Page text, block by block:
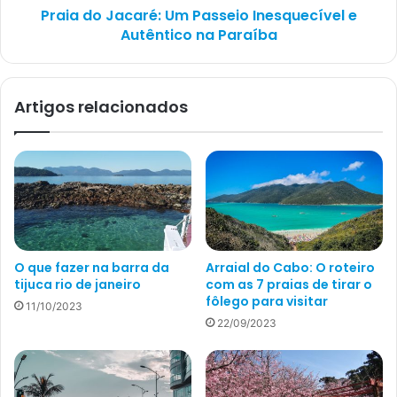
Praia do Jacaré: Um Passeio Inesquecível e
Autêntico na Paraíba
Artigos relacionados
O que fazer na barra da
tijuca rio de janeiro
11/10/2023
Arraial do Cabo: O roteiro
com as 7 praias de tirar o
fôlego para visitar
22/09/2023